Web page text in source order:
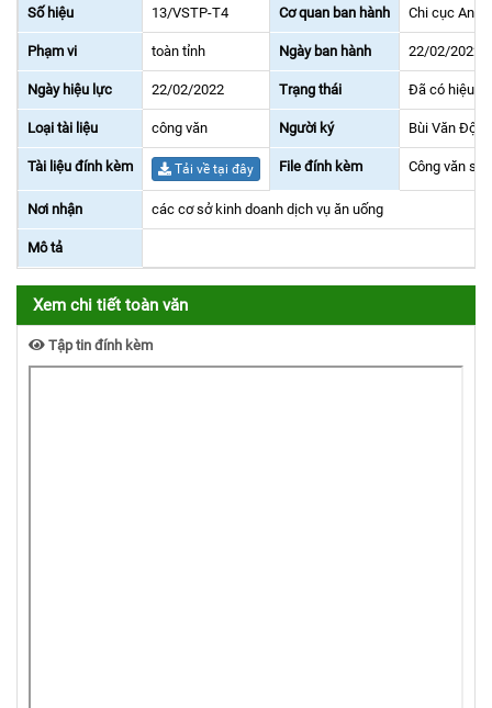
Số hiệu 13/VSTP-T4 Cơ quan ban hành Chi cục An
Phạm vi toàn tỉnh Ngày ban hành 22/02/2022
Ngày hiệu lực 22/02/2022 Trạng thái Đã có hiệu
Loại tài liệu công văn Người ký Bùi Văn Độ
Tài liệu đính kèm Tải về tại đây File đính kèm Công văn số
Nơi nhận các cơ sở kinh doanh dịch vụ ăn uống
Mô tả
Xem chi tiết toàn văn
Tập tin đính kèm